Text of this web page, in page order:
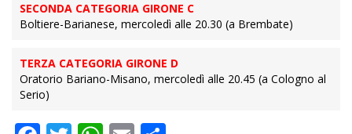
SECONDA CATEGORIA GIRONE C
Boltiere-Barianese, mercoledì alle 20.30 (a Brembate)
TERZA CATEGORIA GIRONE D
Oratorio Bariano-Misano, mercoledì alle 20.45 (a Cologno al
Serio)